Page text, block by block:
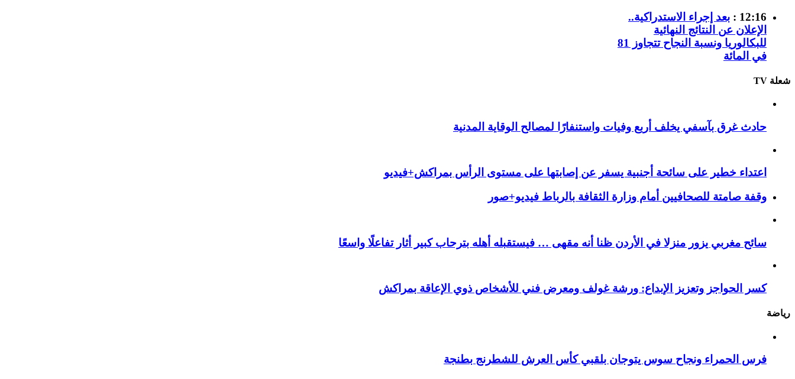
12:16 :
بعد إجراء الاستدراكية..
الإعلان عن النتائج النهائية
للبكالوريا ونسبة النجاح تتجاوز 81
في المائة
شعلة TV
حادث غرق بآسفي يخلف أربع وفيات واستنفارًا لمصالح الوقاية المدنية
اعتداء خطير على سائحة أجنبية يسفر عن إصابتها على مستوى الرأس بمراكش+فيديو
وقفة صامتة للصحافيين أمام وزارة الثقافة بالرباط فيديو+صور
سائح مغربي يزور منزلا في الأردن ظنا أنه مقهى … فيستقبله أهله بترحاب كبير أثار تفاعلًا واسعًا
كسر الحواجز وتعزيز الإبداع: ورشة غولف ومعرض فني للأشخاص ذوي الإعاقة بمراكش
رياضة
فرس الحمراء ونجاح سوس يتوجان بلقبي كأس العرش للشطرنج بطنجة